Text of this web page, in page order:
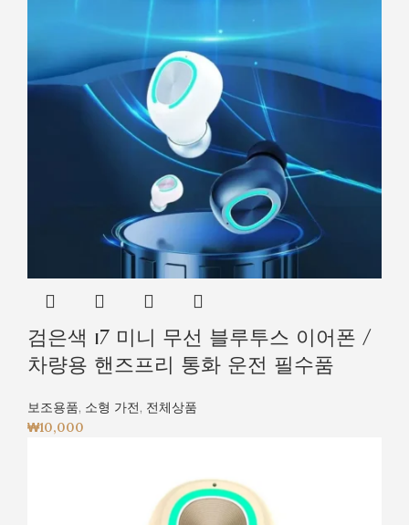
검은색 i7 미니 무선 블루투스 이어폰 /
차량용 핸즈프리 통화 운전 필수품
보조용품, 소형 가전, 전체상품
₩10,000